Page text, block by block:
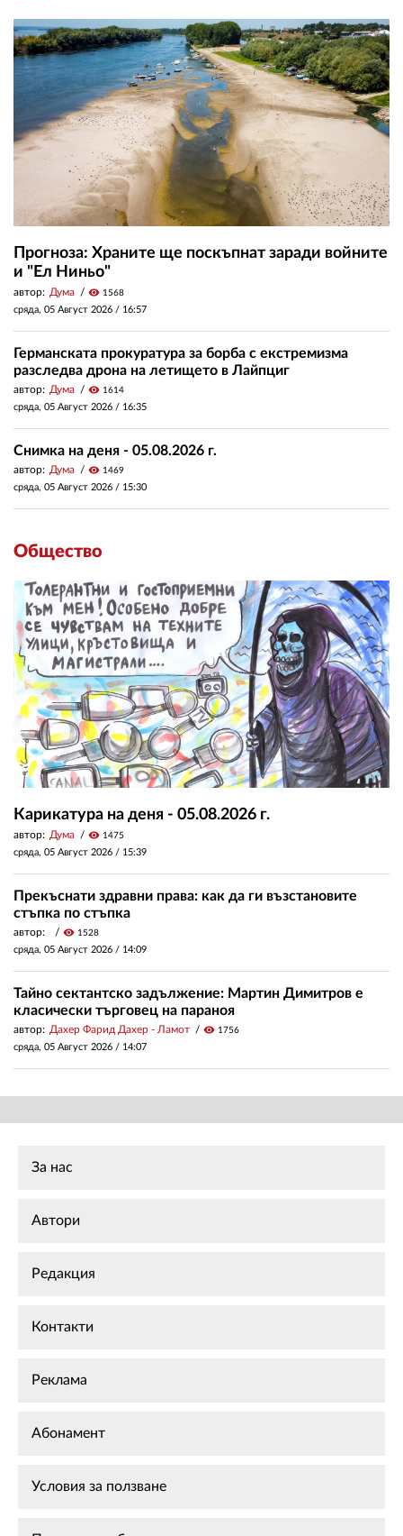
Прогноза: Храните ще поскъпнат заради войните
и "Ел Ниньо"
автор: Дума visibility 1568
сряда, 05 Август 2026 / 16:57
Германската прокуратура за борба с екстремизма
разследва дрона на летището в Лайпциг
автор: Дума visibility 1614
сряда, 05 Август 2026 / 16:35
Снимка на деня - 05.08.2026 г.
автор: Дума visibility 1469
сряда, 05 Август 2026 / 15:30
Общество
Карикатура на деня - 05.08.2026 г.
автор: Дума visibility 1475
сряда, 05 Август 2026 / 15:39
Прекъснати здравни права: как да ги възстановите
стъпка по стъпка
автор: visibility 1528
сряда, 05 Август 2026 / 14:09
Тайно сектантско задължение: Мартин Димитров е
класически търговец на параноя
автор: Дахер Фарид Дахер - Ламот visibility 1756
сряда, 05 Август 2026 / 14:07
За нас
Автори
Редакция
Контакти
Реклама
Абонамент
Условия за ползване